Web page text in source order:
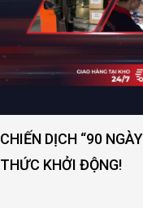
CHIẾN DỊCH “90
THỨC KHỞI ĐỘNG!